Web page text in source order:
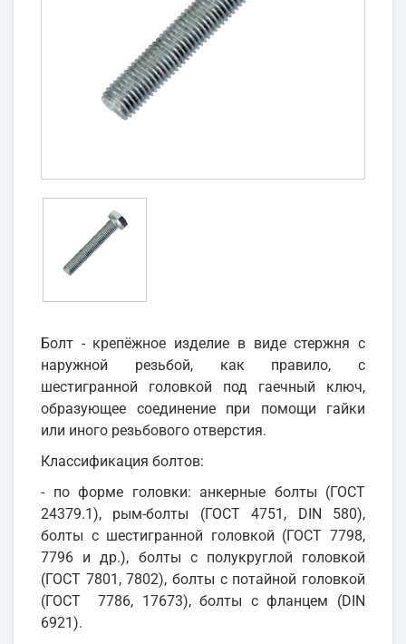
Болт - крепёжное изделие в виде стержня с
наружной резьбой, как правило, с
шестигранной головкой под гаечный ключ,
образующее соединение при помощи гайки
или иного резьбового отверстия.
Классификация болтов:
- по форме головки: анкерные болты (ГОСТ
24379.1), рым-болты (ГОСТ 4751, DIN 580),
болты с шестигранной головкой (ГОСТ 7798,
7796 и др.), болты с полукруглой головкой
(ГОСТ 7801, 7802), болты с потайной головкой
(ГОСТ 7786, 17673), болты с фланцем (DIN
6921).